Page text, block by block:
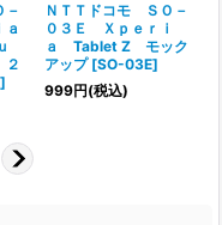
－
ａ
]
ＮＴＴドコモ ＳＯ－
０３Ｅ Ｘｐｅｒｉ
ａ Tablet Z モック
アップ [SO-03E]
999円(税込)